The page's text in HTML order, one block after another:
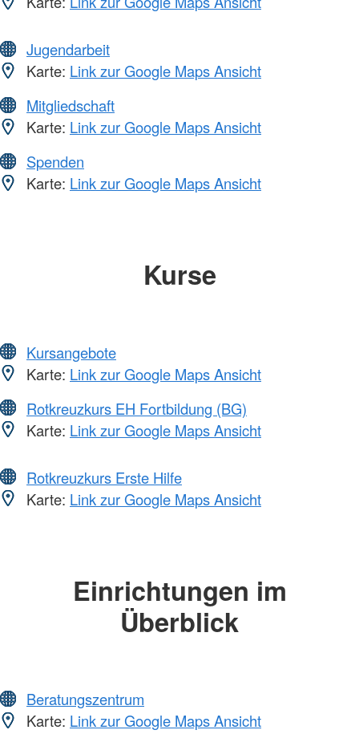
Jugendarbeit
Karte: Link zur Google Maps Ansicht
Mitgliedschaft
Karte: Link zur Google Maps Ansicht
Spenden
Karte: Link zur Google Maps Ansicht
Kurse
Kursangebote
Karte: Link zur Google Maps Ansicht
Rotkreuzkurs EH Fortbildung (BG)
Karte: Link zur Google Maps Ansicht
Rotkreuzkurs Erste Hilfe
Karte: Link zur Google Maps Ansicht
Einrichtungen im
Überblick
Beratungszentrum
Karte: Link zur Google Maps Ansicht